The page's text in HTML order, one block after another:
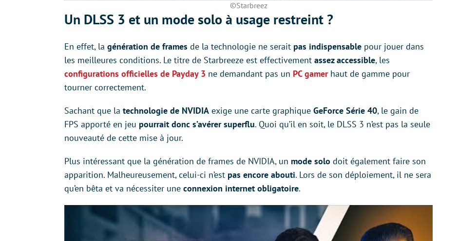
©Starbreez
Un DLSS 3 et un mode solo à usage restreint ?
En effet, la génération de frames de la technologie ne serait pas indispensable pour jouer dans
les meilleures conditions. Le titre de Starbreeze est effectivement assez accessible, les
configurations officielles de Payday 3 ne demandant pas un PC gamerhaut de gamme pour
tourner correctement.
Sachant que la technologie de NVIDIA exige une carte graphique GeForce Série 40, le gain de
FPS apporté en jeu pourrait donc s’avérer superflu. Quoi qu’il en soit, le DLSS 3 n’est pas la seule
nouveauté de cette mise à jour.
Plus intéressant que la génération de frames de NVIDIA, un mode solo doit également faire son
apparition. Malheureusement, celui-ci n’est pas encore abouti. Lors de son déploiement, il ne sera
qu’en bêta et va nécessiter une connexion internet obligatoire.